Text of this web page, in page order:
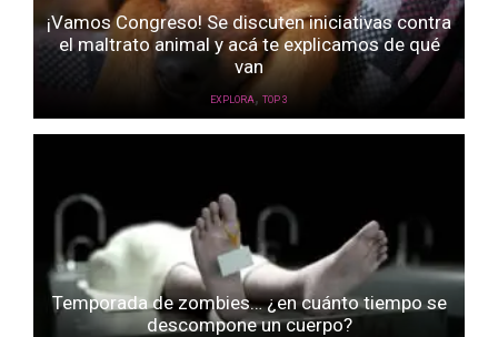
¡Vamos Congreso! Se discuten iniciativas contra
el maltrato animal y acá te explicamos de qué
van
EXPLORA, TOP 3
Temporada de zombies… ¿en cuánto tiempo se
descompone un cuerpo?